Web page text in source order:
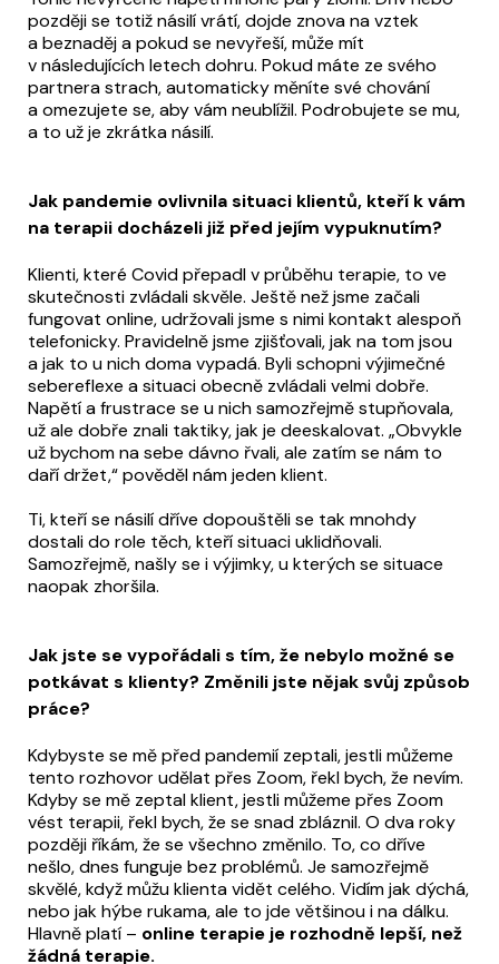
později se totiž násilí vrátí, dojde znova na vztek
a beznaděj a pokud se nevyřeší, může mít
v následujících letech dohru. Pokud máte ze svého
partnera strach, automaticky měníte své chování
a omezujete se, aby vám neublížil. Podrobujete se mu,
a to už je zkrátka násilí.
Jak pandemie ovlivnila situaci klientů, kteří k vám
na terapii docházeli již před jejím vypuknutím?
Klienti, které Covid přepadl v průběhu terapie, to ve
skutečnosti zvládali skvěle. Ještě než jsme začali
fungovat online, udržovali jsme s nimi kontakt alespoň
telefonicky. Pravidelně jsme zjišťovali, jak na tom jsou
a jak to u nich doma vypadá. Byli schopni výjimečné
sebereflexe a situaci obecně zvládali velmi dobře.
Napětí a frustrace se u nich samozřejmě stupňovala,
už ale dobře znali taktiky, jak je deeskalovat. „Obvykle
už bychom na sebe dávno řvali, ale zatím se nám to
daří držet,“ pověděl nám jeden klient.
Ti, kteří se násilí dříve dopouštěli se tak mnohdy
dostali do role těch, kteří situaci uklidňovali.
Samozřejmě, našly se i výjimky, u kterých se situace
naopak zhoršila.
Jak jste se vypořádali s tím, že nebylo možné se
potkávat s klienty? Změnili jste nějak svůj způsob
práce?
Kdybyste se mě před pandemií zeptali, jestli můžeme
tento rozhovor udělat přes Zoom, řekl bych, že nevím.
Kdyby se mě zeptal klient, jestli můžeme přes Zoom
vést terapii, řekl bych, že se snad zbláznil. O dva roky
později říkám, že se všechno změnilo. To, co dříve
nešlo, dnes funguje bez problémů. Je samozřejmě
skvělé, když můžu klienta vidět celého. Vidím jak dýchá,
nebo jak hýbe rukama, ale to jde většinou i na dálku.
Hlavně platí – online terapie je rozhodně lepší, než
žádná terapie.